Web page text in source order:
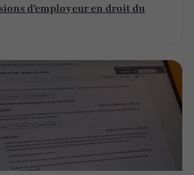
d'employeur en droit du